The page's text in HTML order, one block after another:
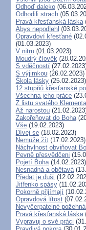
Odhoď daleko
Odhodili strach
Pravá křesťanská láska
Abys nepodlehl
Opravdoví křesťané
(01.03.2023)
V nitru (01.03.2023)
Moudrý člověk
S vděčností
S výjimkou (26.02.2023)
Škola lásky (25.02.2023)
12 stupňů křesťanské
Všechna jeho práce
Z listu svatého
Až narostou
Zakořeňovat do Boha
Vše (19.02.2023)
Dívej se (18.02.2023)
Nemůže žít (17.02.2023)
Náchylnost obviňovat
Pevně přesvědčeni
Pojetí Boha(14.02.2023)
Nesnadná a obětavá
Předat je duši
Jitřenko spásy
Pokorně přijímají
Opravdová lítost
Nevyčerpatelné
Pravá křesťanská láska
Vypravuj o své práci